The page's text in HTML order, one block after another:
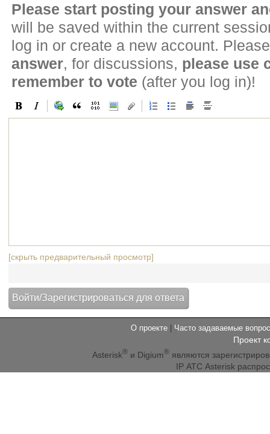
Please start posting your answer
will be saved within the current
log in or create a new account.
answer, for discussions, please use
remember to vote (after you log in)!
[скрыть предварительный просмотр]
О проекте Часто задаваемые
Проект
Asterisk® и Digium® являются
IP АТС Asterisk